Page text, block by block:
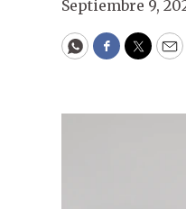
Septiembre 9,
WhatsApp
Facebook